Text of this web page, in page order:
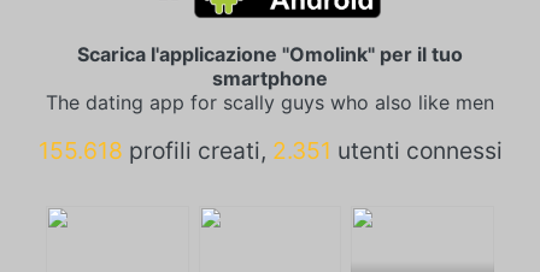
Scarica l'applicazione "Omolink" per il tuo
smartphone
The dating app for scally guys who also like men
155.618 profili creati, 2.351 utenti connessi